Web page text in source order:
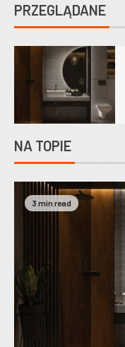
PRZEGLĄDANE
NA TOPIE
3 min read